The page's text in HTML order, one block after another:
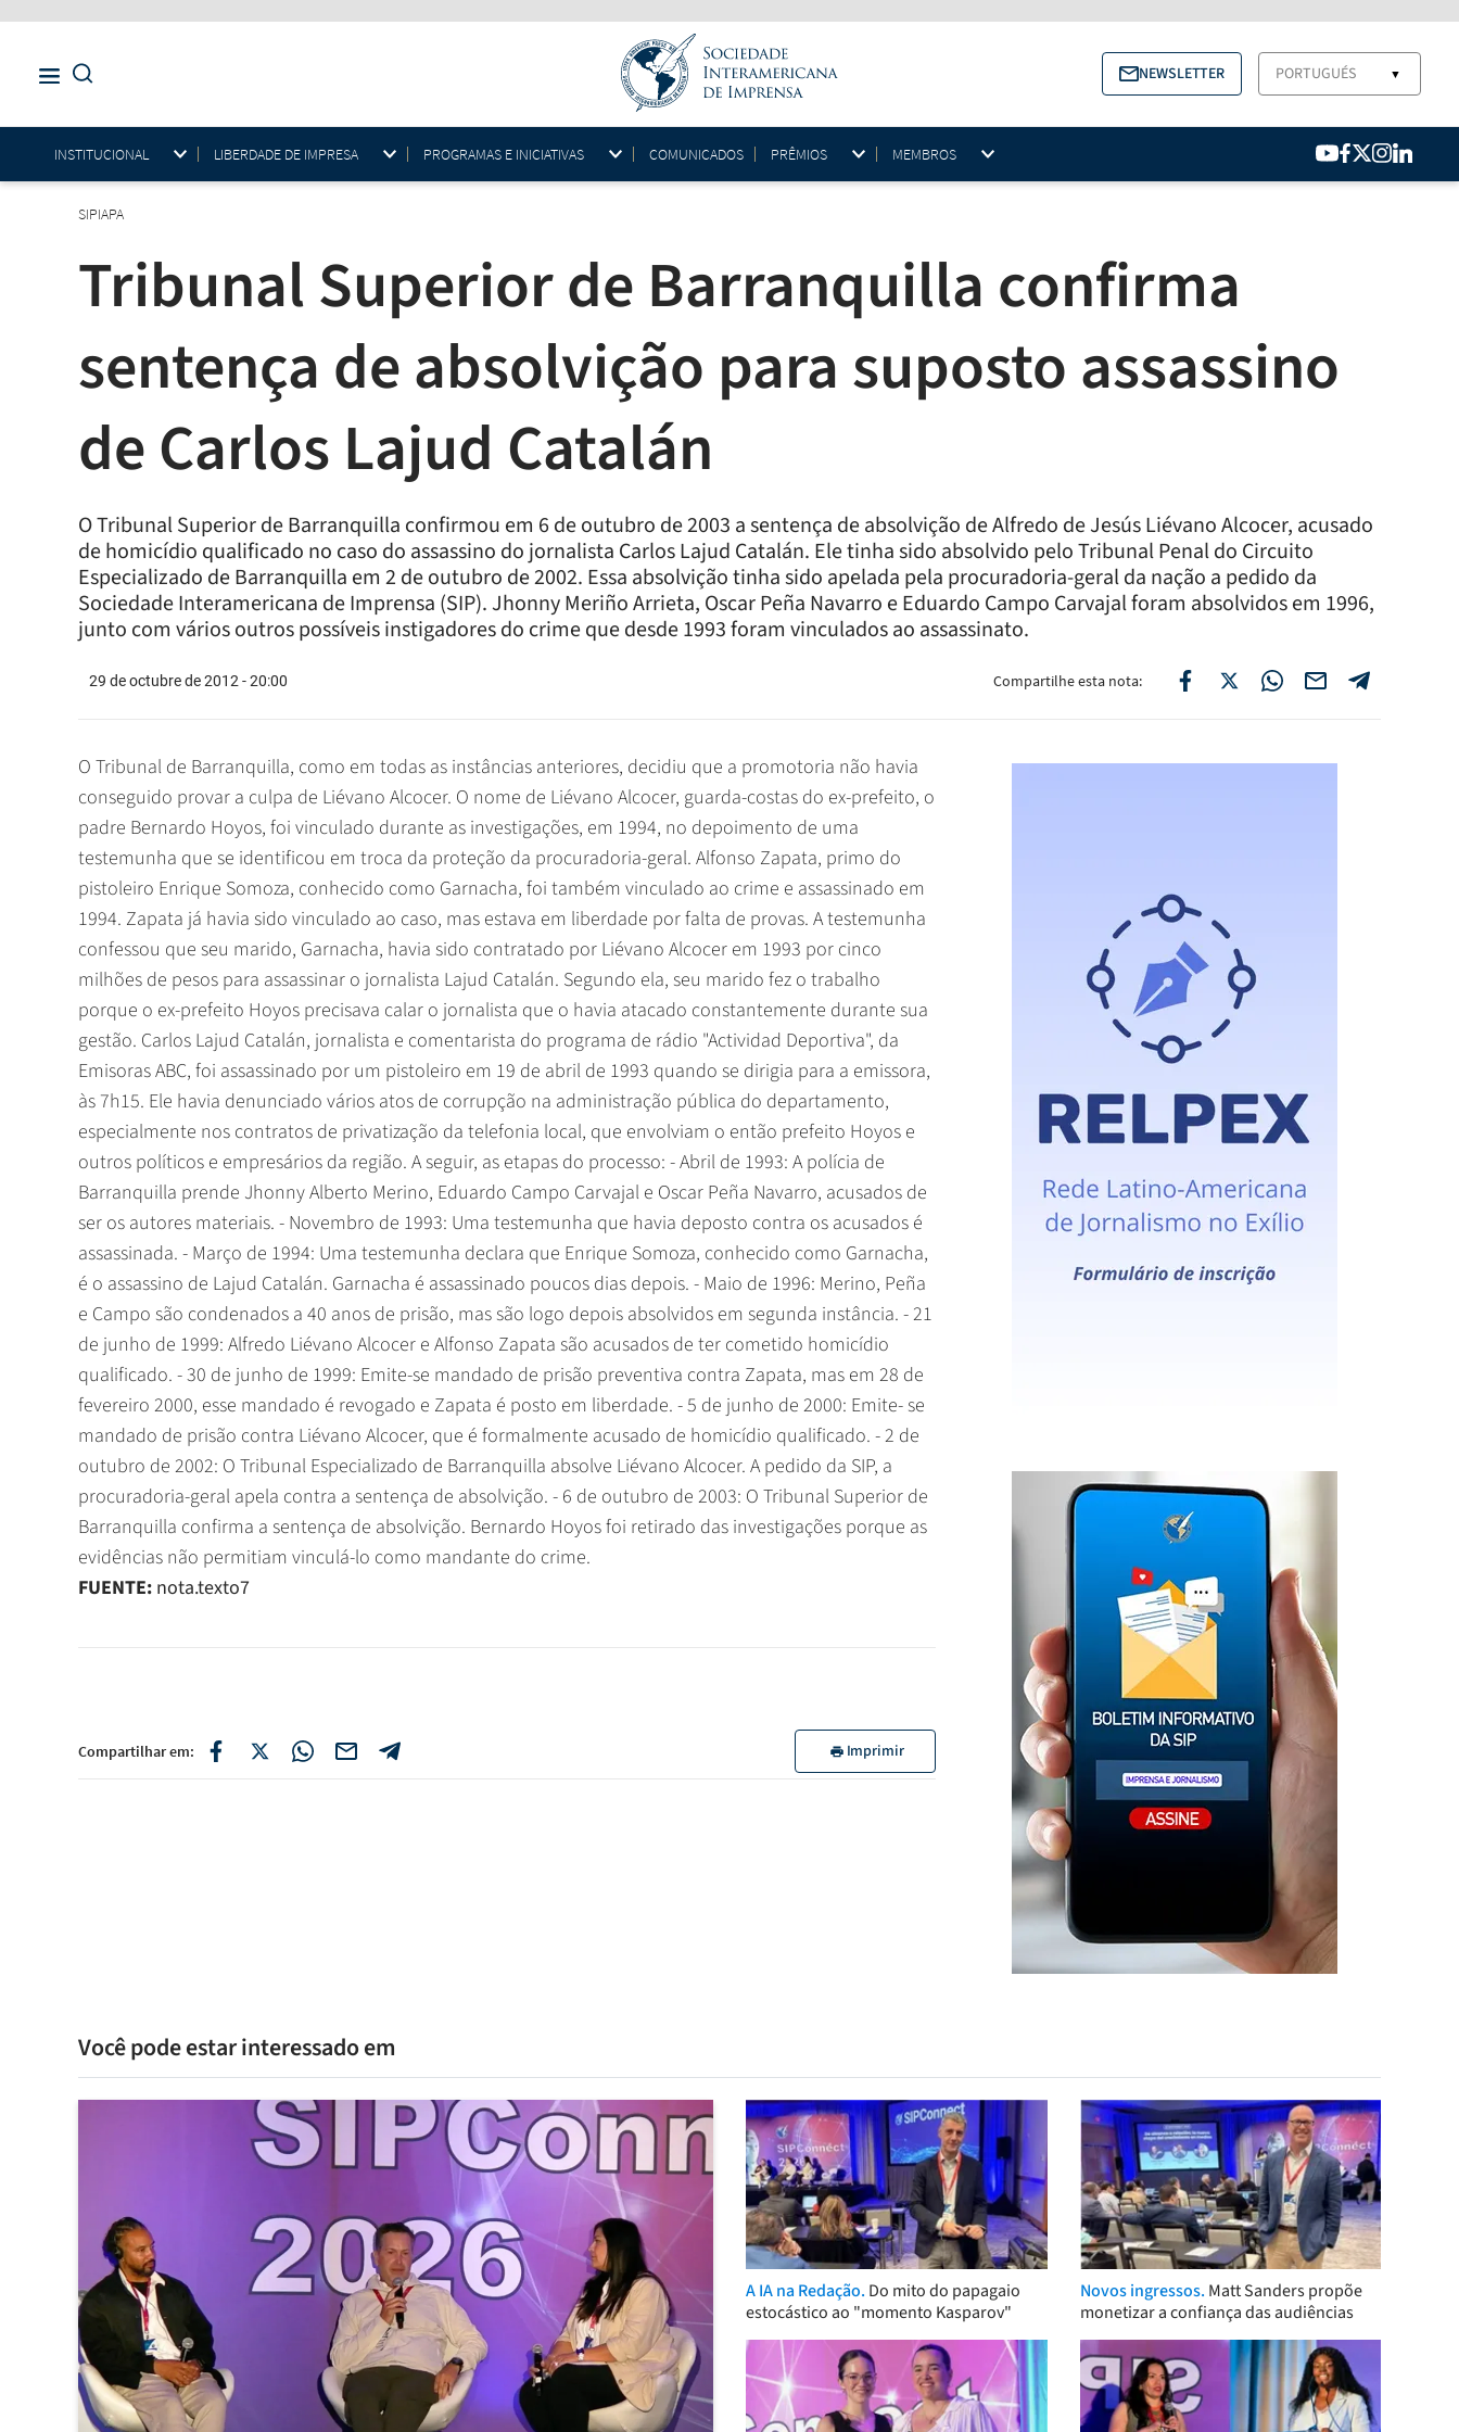
NEWSLETTER PORTUGUÉS ▼
INSTITUCIONAL LIBERDADE DE IMPRESA PROGRAMAS E INICIATIVAS COMUNICADOS PRÊMIOS MEMBROS
SIPIAPA
Tribunal Superior de Barranquilla confirma
sentença de absolvição para suposto assassino
de Carlos Lajud Catalán
O Tribunal Superior de Barranquilla confirmou em 6 de outubro de 2003 a sentença de absolvição de Alfredo de Jesús Liévano Alcocer, acusado
de homicídio qualificado no caso do assassino do jornalista Carlos Lajud Catalán. Ele tinha sido absolvido pelo Tribunal Penal do Circuito
Especializado de Barranquilla em 2 de outubro de 2002. Essa absolvição tinha sido apelada pela procuradoria-geral da nação a pedido da
Sociedade Interamericana de Imprensa (SIP). Jhonny Meriño Arrieta, Oscar Peña Navarro e Eduardo Campo Carvajal foram absolvidos em 1996,
junto com vários outros possíveis instigadores do crime que desde 1993 foram vinculados ao assassinato.
29 de octubre de 2012 - 20:00 Compartilhe esta nota:
O Tribunal de Barranquilla, como em todas as instâncias anteriores, decidiu que a promotoria não havia
conseguido provar a culpa de Liévano Alcocer. O nome de Liévano Alcocer, guarda-costas do ex-prefeito, o
padre Bernardo Hoyos, foi vinculado durante as investigações, em 1994, no depoimento de uma
testemunha que se identificou em troca da proteção da procuradoria-geral. Alfonso Zapata, primo do
pistoleiro Enrique Somoza, conhecido como Garnacha, foi também vinculado ao crime e assassinado em
1994. Zapata já havia sido vinculado ao caso, mas estava em liberdade por falta de provas. A testemunha
confessou que seu marido, Garnacha, havia sido contratado por Liévano Alcocer em 1993 por cinco
milhões de pesos para assassinar o jornalista Lajud Catalán. Segundo ela, seu marido fez o trabalho
porque o ex-prefeito Hoyos precisava calar o jornalista que o havia atacado constantemente durante sua
gestão. Carlos Lajud Catalán, jornalista e comentarista do programa de rádio "Actividad Deportiva", da
Emisoras ABC, foi assassinado por um pistoleiro em 19 de abril de 1993 quando se dirigia para a emissora,
às 7h15. Ele havia denunciado vários atos de corrupção na administração pública do departamento,
especialmente nos contratos de privatização da telefonia local, que envolviam o então prefeito Hoyos e
outros políticos e empresários da região. A seguir, as etapas do processo: - Abril de 1993: A polícia de
Barranquilla prende Jhonny Alberto Merino, Eduardo Campo Carvajal e Oscar Peña Navarro, acusados de
ser os autores materiais. - Novembro de 1993: Uma testemunha que havia deposto contra os acusados é
assassinada. - Março de 1994: Uma testemunha declara que Enrique Somoza, conhecido como Garnacha,
é o assassino de Lajud Catalán. Garnacha é assassinado poucos dias depois. - Maio de 1996: Merino, Peña
e Campo são condenados a 40 anos de prisão, mas são logo depois absolvidos em segunda instância. - 21
de junho de 1999: Alfredo Liévano Alcocer e Alfonso Zapata são acusados de ter cometido homicídio
qualificado. - 30 de junho de 1999: Emite-se mandado de prisão preventiva contra Zapata, mas em 28 de
fevereiro 2000, esse mandado é revogado e Zapata é posto em liberdade. - 5 de junho de 2000: Emite- se
mandado de prisão contra Liévano Alcocer, que é formalmente acusado de homicídio qualificado. - 2 de
outubro de 2002: O Tribunal Especializado de Barranquilla absolve Liévano Alcocer. A pedido da SIP, a
procuradoria-geral apela contra a sentença de absolvição. - 6 de outubro de 2003: O Tribunal Superior de
Barranquilla confirma a sentença de absolvição. Bernardo Hoyos foi retirado das investigações porque as
evidências não permitiam vinculá-lo como mandante do crime.
FUENTE: nota.texto7
Compartilhar em: Imprimir
Você pode estar interessado em
A IA na Redação. Do mito do papagaio
estocástico ao "momento Kasparov"
Novos ingressos. Matt Sanders propõe
monetizar a confiança das audiências